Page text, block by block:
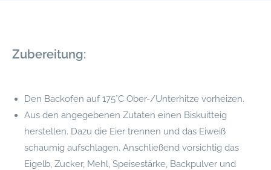
Zubereitung:
Den Backofen auf 175°C Ober-/Unterhitze vorheizen.
Aus den angegebenen Zutaten einen Biskuitteig
herstellen. Dazu die Eier trennen und das Eiweiß
schaumig aufschlagen. Anschließend vorsichtig das
Eigelb, Zucker, Mehl, Speisestärke, Backpulver und